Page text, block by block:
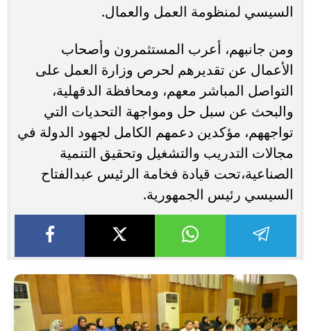
السيسي لمنظومة العمل والعمال.
ومن جانبهم، أعرب المستثمرون وأصحاب
الأعمال عن تقديرهم لحرص وزارة العمل على
التواصل المباشر معهم، ومحافظة الدقهلية،
والبحث عن سبل حل ومواجهة التحديات التي
تواجههم، مؤكدين دعمهم الكامل لجهود الدولة في
مجالات التدريب والتشغيل وتحقيق التنمية
الصناعية،تحت قيادة فخامة الرئيس عبدالفتاح
السيسي رئيس الجمهورية.